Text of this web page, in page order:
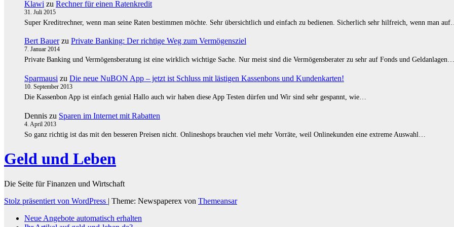
Klawi zu Rechner für einen Ratenkredit
31. Juli 2015
Super Kreditrechner, wenn man seine Raten bestimmen möchte. Sehr übersichtlich und einfach zu bedienen. Sicherlich sehr hilfreich, wenn man
Bert Bauerzu Private Banking: Der richtige Weg zum Vermögensziel
7. Januar 2014
Private Banking und Vermögensberatung ist eine wirklich wichtige Sache. Nur meist sind die Vermögensberater zu sehr auf Fonds und Geldanlagen…
Sparmausi zu Die neue NuBON App – jetzt ist Schluss mit lästigen Kassenbons und Kundenkarten!
10. September 2013
Die Kassenbon App ist einfach genial Hallo auch wir haben diese App Testen dürfen und Wir sind sehr gespannt, wie…
Dennis zu Sparen im Internet mit Rabatten
4. April 2013
So ganz richtig ist das mit den besseren Preisen nicht. Onlineshops brauchen viel mehr Vorräte, weil Onlinekunden eine extreme Auswahl…
Geld und Leben
Die Seite für Finanzen und Wirtschaft
Stolz präsentiert von WordPress | Theme: Newspaperex von Themeansar
Neue Angebote automatisch erhalten